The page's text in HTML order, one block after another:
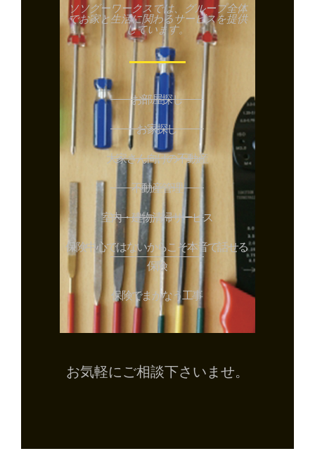
ソソグーワークスでは、グループ全体
でお家と生活に関わるサービスを提供
しています。
お部屋探し
お家探し
大家さん向けの不動産
不動産管理
室内・建物清掃サービス
保険中心ではないからこそ本音で話せる
保険
保険でまかなう工事
お気軽にご相談下さいませ。